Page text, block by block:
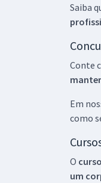
Saiba
Conte
Em
como
O
um